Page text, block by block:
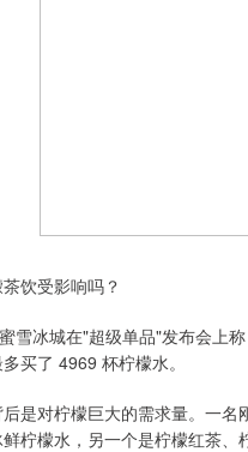
饮受影响吗？
雪冰城在"超级单品"发布会上
买了 4969 杯柠檬水。
是对柠檬巨大的需求量。一
柠檬水，另一个是柠檬红茶、